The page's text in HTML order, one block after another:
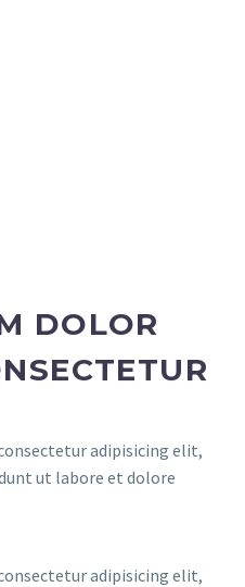
DOLOR
adipisicing elit,
ut labore et dolore
adipisicing elit,